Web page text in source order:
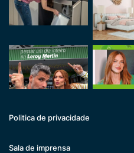
Politica de privacidade
Sala de imprensa